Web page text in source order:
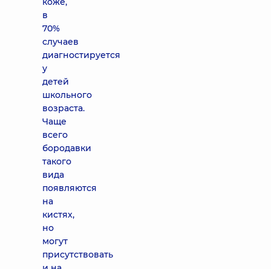
в
70%
случаев
диагностируется
у
детей
школьного
возраста.
Чаще
всего
бородавки
такого
вида
появляются
на
кистях,
но
могут
присутствовать